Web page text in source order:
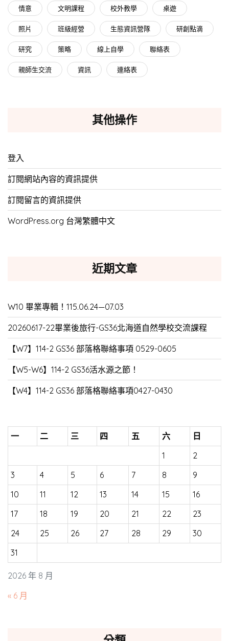
情意 文明課程 校外教學 桌遊
照片 班級經營 生態資訊營隊 研創點滴
研究 策略 線上自學 聯絡表
親師生交流 資訊 連絡表
其他操作
登入
訂閱網站內容的資訊提供
訂閱留言的資訊提供
WordPress.org 台灣繁體中文
近期文章
W10 畢業專輯！115.06.24—07.03
20260617-22畢業後旅行-GS36北海道自然學校交流課程
【W7】114-2 GS36 部落格聯絡事項 0529-0605
【W5-W6】114-2 GS36活水源之節！
【W4】114-2 GS36 部落格聯絡事項0427-0430
2026 年 8 月
一 二 三 四 五 六
日
1
2
3
4 5 6 7 8
9
10
11 12 13 14 15
16
17
18 19 20 21 22
23
24
25 26 27 28 29
30
31
« 6 月